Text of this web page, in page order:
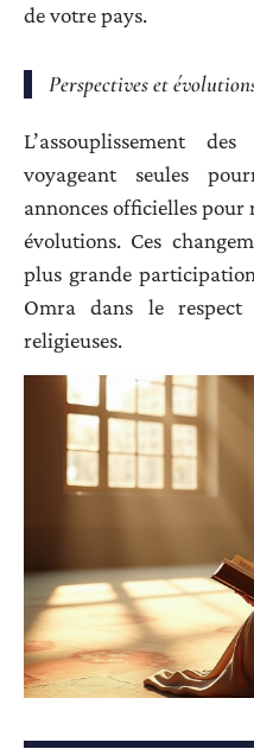
de votre pays.
Perspectives et
L’assouplissement
voyageant seules
annonces officielles pour
évolutions. Ces
plus grande
Omra dans le
religieuses.